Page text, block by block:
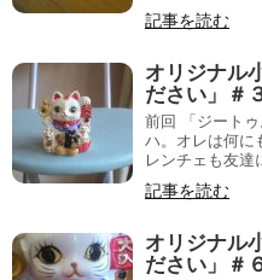
記事を読む
オリジナル
ださい」＃
前回 「ジート
ハ。オレは何に
レンチェも友達
記事を読む
オリジナル
ださい」＃